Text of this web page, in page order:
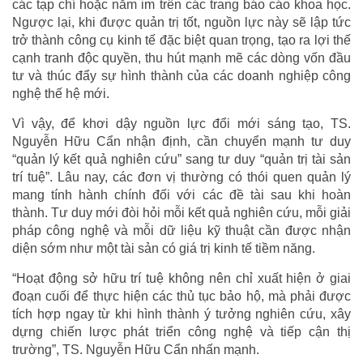
các tạp chí hoặc nằm im trên các trang báo cáo khoa học.
Ngược lại, khi được quản trị tốt, nguồn lực này sẽ lập tức
trở thành công cụ kinh tế đặc biệt quan trọng, tạo ra lợi thế
cạnh tranh độc quyền, thu hút mạnh mẽ các dòng vốn đầu
tư và thúc đẩy sự hình thành của các doanh nghiệp công
nghệ thế hệ mới.
Vì vậy, để khơi dậy nguồn lực đổi mới sáng tạo, TS.
Nguyễn Hữu Cẩn nhận định, cần chuyển mạnh tư duy
“quản lý kết quả nghiên cứu” sang tư duy “quản trị tài sản
trí tuệ”. Lâu nay, các đơn vị thường có thói quen quản lý
mang tính hành chính đối với các đề tài sau khi hoàn
thành. Tư duy mới đòi hỏi mỗi kết quả nghiên cứu, mỗi giải
pháp công nghệ và mỗi dữ liệu kỹ thuật cần được nhận
diện sớm như một tài sản có giá trị kinh tế tiềm năng.
“Hoạt động sở hữu trí tuệ không nên chỉ xuất hiện ở giai
đoạn cuối để thực hiện các thủ tục bảo hộ, mà phải được
tích hợp ngay từ khi hình thành ý tưởng nghiên cứu, xây
dựng chiến lược phát triển công nghệ và tiếp cận thị
trường”, TS. Nguyễn Hữu Cẩn nhấn mạnh.